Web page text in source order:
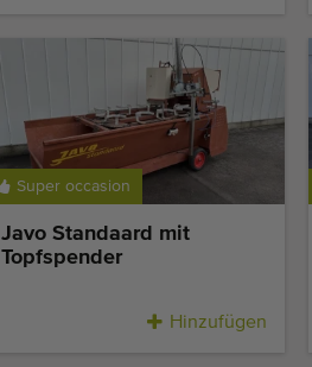
Super occasion
Javo Standaard mit
Topfspender
Hinzufügen